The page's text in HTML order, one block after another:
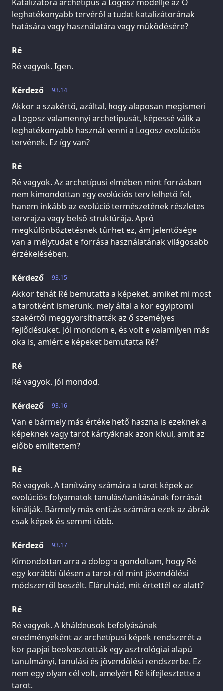
Katalizátora archetípus a Logosz modellje az Ő
leghatékonyabb tervéről a tudat katalizátorának
hatására vagy használatára vagy működésére?
Ré
Ré vagyok. Igen.
93.14
Kérdező
Akkor a szakértő, azáltal, hogy alaposan megismeri
a Logosz valamennyi archetípusát, képessé válik a
leghatékonyabb hasznát venni a Logosz evolúciós
tervének. Ez így van?
Ré
Ré vagyok. Az archetípusi elmében mint forrásban
nem kimondottan egy evolúciós terv lelhető fel,
hanem inkább az evolúció természetének részletes
tervrajza vagy belső struktúrája. Apró
megkülönböztetésnek tűnhet ez, ám jelentősége
van a mélytudat e forrása használatának világosabb
érzékelésében.
93.15
Kérdező
Akkor tehát Ré bemutatta a képeket, amiket mi most
a tarotként ismerünk, mely által a kor egyiptomi
szakértői meggyorsíthatták az ő személyes
fejlődésüket. Jól mondom e, és volt e valamilyen más
oka is, amiért e képeket bemutatta Ré?
Ré
Ré vagyok. Jól mondod.
93.16
Kérdező
Van e bármely más értékelhető haszna is ezeknek a
képeknek vagy tarot kártyáknak azon kívül, amit az
előbb említettem?
Ré
Ré vagyok. A tanítvány számára a tarot képek az
evolúciós folyamatok tanulás/tanításának forrását
kínálják. Bármely más entitás számára ezek az ábrák
csak képek és semmi több.
93.17
Kérdező
Kimondottan arra a dologra gondoltam, hogy Ré
egy korábbi ülésen a tarot-ról mint jövendölési
módszerről beszélt. Elárulnád, mit értettél ez alatt?
Ré
Ré vagyok. A kháldeusok befolyásának
eredményeként az archetípusi képek rendszerét a
kor papjai beolvasztották egy asztrológiai alapú
tanulmányi, tanulási és jövendölési rendszerbe. Ez
nem egy olyan cél volt, amelyért Ré kifejlesztette a
tarot.